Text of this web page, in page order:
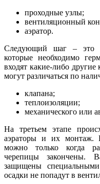
проходные узлы;
вентиляционный
аэратор.
Следующий шаг – это
которые необходимо
входят какие-либо
могут различаться по
клапана;
теплоизоляции;
механического или
На третьем этапе
аэраторы и их монтаж.
можно только когда
черепицы закончены.
защищены
осадки не попадут в